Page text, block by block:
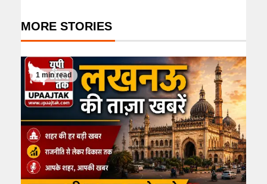
MORE STORIES
1 min read